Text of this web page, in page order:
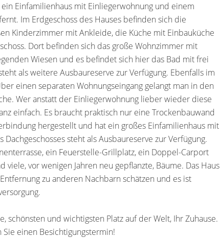
Einfamilienhaus mit Einliegerwohnung und einem
Im Erdgeschoss des Hauses befinden sich die
Kinderzimmer mit Ankleide, die Küche mit Einbauküche
Dort befinden sich das große Wohnzimmer mit
Wiesen und es befindet sich hier das Bad mit frei
als weitere Ausbaureserve zur Verfügung. Ebenfalls im
einen separaten Wohnungseingang gelangt man in den
Wer anstatt der Einliegerwohnung lieber wieder diese
einfach. Es braucht praktisch nur eine Trockenbauwand
hergestellt und hat ein großes Einfamilienhaus mit
steht als Ausbaureserve zur Verfügung.
ein Feuerstelle-Grillplatz, ein Doppel-Carport
vor wenigen Jahren neu gepflanzte, Bäume. Das Haus
zu anderen Nachbarn schätzen und es ist
schönsten und wichtigsten Platz auf der Welt, Ihr Zuhause.
einen Besichtigungstermin!